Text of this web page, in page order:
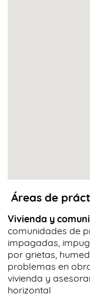
Áreas de
Vivienda y
comunidades de
impagadas,
por grietas,
problemas en
vivienda y
horizontal